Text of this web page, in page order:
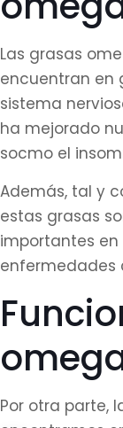
Las grasas
encuentran en
sistema
ha mejorado
socmo el
Además, tal y
estas grasas
importantes
enfermedades
Por otra parte,